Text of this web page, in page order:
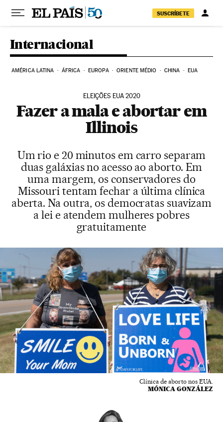
Pular para o conteúdo
SUSCRÍBETE
Internacional
AMÉRICA LATINA ÁFRICA EUROPA ORIENTE MÉDIO CHINA EUA
ELEIÇÕES EUA 2020
Fazer a mala e abortar em
Illinois
Um rio e 20 minutos em carro separam
duas galáxias no acesso ao aborto. Em
uma margem, os conservadores do
Missouri tentam fechar a última clínica
aberta. Na outra, os democratas suavizam
a lei e atendem mulheres pobres
gratuitamente
Clínica de aborto nos EUA.
MÓNICA GONZÁLEZ